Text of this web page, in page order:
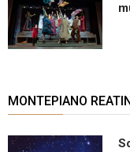
MONTEPIANO